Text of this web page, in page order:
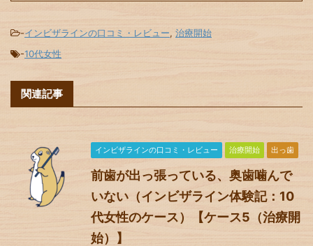
-インビザラインの口コミ・レビュー, 治療開始
-10代女性
関連記事
インビザラインの口コミ・レビュー 治療開始 出っ歯
前歯が出っ張っている、奥歯噛んで
いない（インビザライン体験記：10
代女性のケース）【ケース5（治療開
始）】